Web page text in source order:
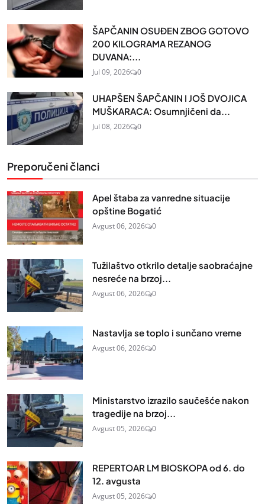
ŠAPČANIN OSUĐEN ZBOG GOTOVO
200 KILOGRAMA REZANOG
DUVANA:...
Jul 09, 2026 0
UHAPŠEN ŠAPČANIN I JOŠ DVOJICA
MUŠKARACA: Osumnjičeni da...
Jul 08, 2026 0
Preporučeni članci
Apel štaba za vanredne situacije
opštine Bogatić
Avgust 06, 2026 0
Tužilaštvo otkrilo detalje saobraćajne
nesreće na brzoj...
Avgust 06, 2026 0
Nastavlja se toplo i sunčano vreme
Avgust 06, 2026 0
Ministarstvo izrazilo saučešće nakon
tragedije na brzoj...
Avgust 05, 2026 0
REPERTOAR LM BIOSKOPA od 6. do
12. avgusta
Avgust 05, 2026 0